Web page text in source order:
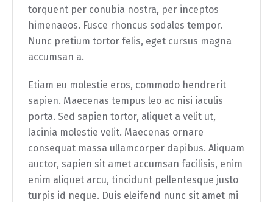
torquent per conubia nostra, per inceptos
himenaeos. Fusce rhoncus sodales tempor.
Nunc pretium tortor felis, eget cursus magna
accumsan a.
Etiam eu molestie eros, commodo hendrerit
sapien. Maecenas tempus leo ac nisi iaculis
porta. Sed sapien tortor, aliquet a velit ut,
lacinia molestie velit. Maecenas ornare
consequat massa ullamcorper dapibus. Aliquam
auctor, sapien sit amet accumsan facilisis, enim
enim aliquet arcu, tincidunt pellentesque justo
turpis id neque. Duis eleifend nunc sit amet mi